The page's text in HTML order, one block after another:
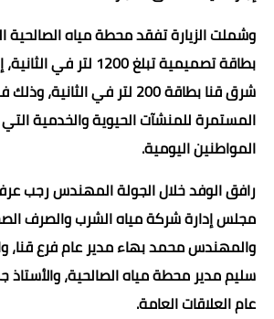
وشملت الزيارة تفقد محطة مياه الصالحية
بطاقة تصميمية تبلغ 1200
شرق قنا بطاقة 200 لتر في
المستمرة للمنشآت الحيوية والخدمية
المواطنين اليومية.
رافق الوفد خلال الجولة المهندس رجب
مجلس إدارة شركة مياه الشرب والصرف
والمهندس محمد بهاء مدير عام فرع
سليم مدير محطة مياه الصالحية،
عام العلاقات العامة.